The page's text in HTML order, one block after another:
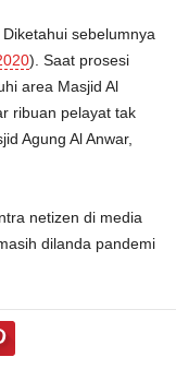
sebelumnya
). Saat prosesi
area Masjid Al
ribuan pelayat tak
Agung Al Anwar,
netizen di media
dilanda pandemi